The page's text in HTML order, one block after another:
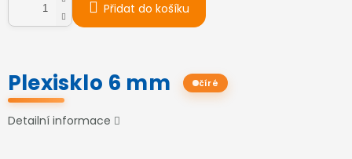
Přidat do košíku
Plexisklo 6 mm číré
Detailní informace